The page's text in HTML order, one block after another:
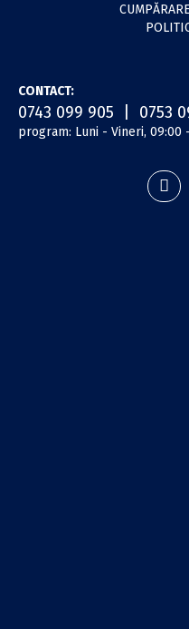
CONTACT:
0743 099 905 | 0753
program: Luni - Vineri, 09:00